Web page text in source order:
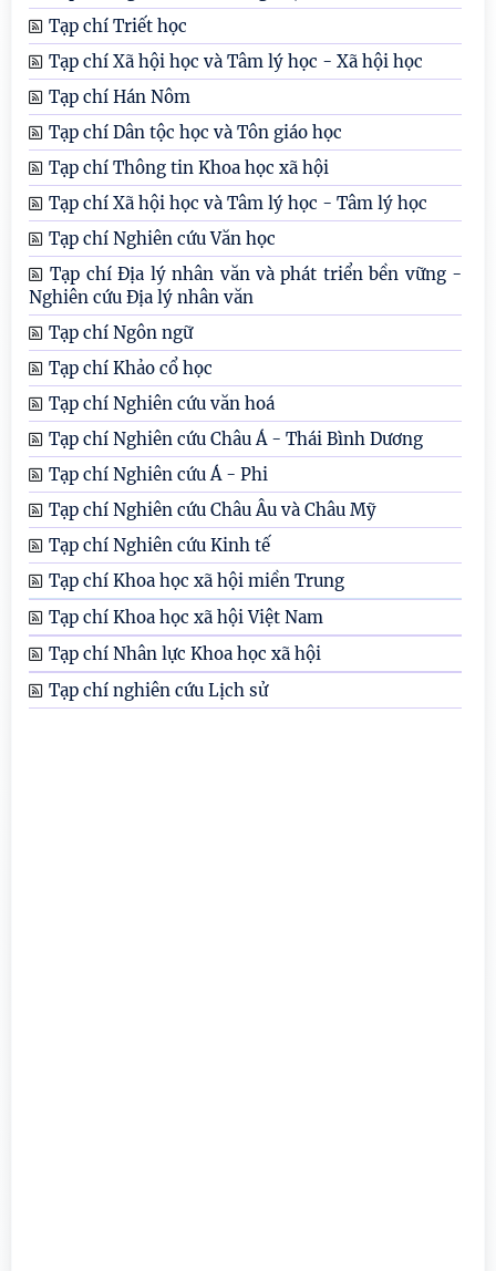
Tạp chí Triết học
Tạp chí Xã hội học và Tâm lý học - Xã hội học
Tạp chí Hán Nôm
Tạp chí Dân tộc học và Tôn giáo học
Tạp chí Thông tin Khoa học xã hội
Tạp chí Xã hội học và Tâm lý học - Tâm lý học
Tạp chí Nghiên cứu Văn học
Tạp chí Địa lý nhân văn và phát triển bền vững -
Nghiên cứu Địa lý nhân văn
Tạp chí Ngôn ngữ
Tạp chí Khảo cổ học
Tạp chí Nghiên cứu văn hoá
Tạp chí Nghiên cứu Châu Á - Thái Bình Dương
Tạp chí Nghiên cứu Á - Phi
Tạp chí Nghiên cứu Châu Âu và Châu Mỹ
Tạp chí Nghiên cứu Kinh tế
Tạp chí Khoa học xã hội miền Trung
Tạp chí Khoa học xã hội Việt Nam
Tạp chí Nhân lực Khoa học xã hội
Tạp chí nghiên cứu Lịch sử